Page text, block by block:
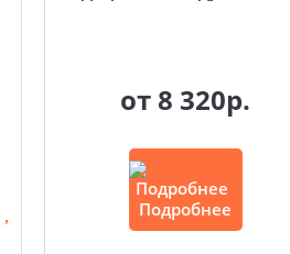
от8 320р.
Подробнее